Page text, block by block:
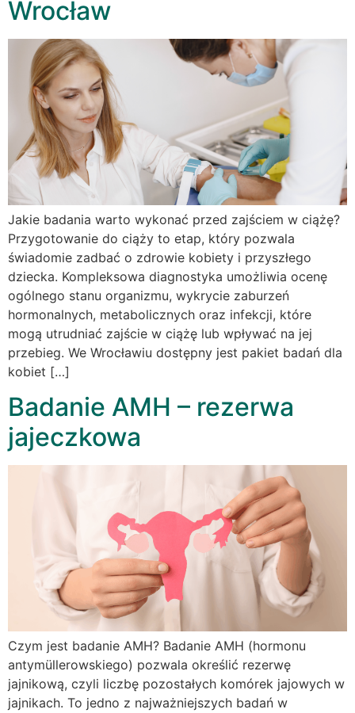
Wrocław
Jakie badania warto wykonać przed zajściem w ciążę?
Przygotowanie do ciąży to etap, który pozwala
świadomie zadbać o zdrowie kobiety i przyszłego
dziecka. Kompleksowa diagnostyka umożliwia ocenę
ogólnego stanu organizmu, wykrycie zaburzeń
hormonalnych, metabolicznych oraz infekcji, które
mogą utrudniać zajście w ciążę lub wpływać na jej
przebieg. We Wrocławiu dostępny jest pakiet badań dla
kobiet […]
Badanie AMH – rezerwa
jajeczkowa
Czym jest badanie AMH? Badanie AMH (hormonu
antymüllerowskiego) pozwala określić rezerwę
jajnikową, czyli liczbę pozostałych komórek jajowych w
jajnikach. To jedno z najważniejszych badań w